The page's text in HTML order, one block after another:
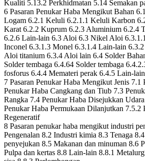
Kualiti 5.13.2 Perkhidmatan 5.14 Semakan
6 Pasaran Penukar Haba Mengikut Bahan
Logam 6.2.1 Keluli 6.2.1.1 Keluli Karbon
Karat 6.2.2 Kuprum 6.2.3 Aluminium 6.2.4
6.2.6 Lain-lain 6.3 Aloi 6.3 Nikel Aloi
Inconel 6.3.1.3 Monel 6.3.1.4 Lain-lain
Aloi titanium 6.3.4 Aloi lain 6.4 Solder
Solder tembaga 6.4.64 Solder tembaga
fosforus 6.4.4 Memateri perak 6.4.5 Lain-lain
7 Pasaran Penukar Haba Mengikut Jenis 7.1
Penukar Haba Cangkang dan Tiub 7.3
Rangka 7.4 Penukar Haba Disejukkan
Penukar Haba Permukaan Dilanjutkan 7.5.2
Regeneratif
8 Pasaran penukar haba mengikut industri
Pengenalan 8.2 Industri kimia 8.3 Tenaga
penyejukan 8.5 Makanan dan minuman 8.6
Pulpa dan kertas 8.8 Lain-lain 8.8.1